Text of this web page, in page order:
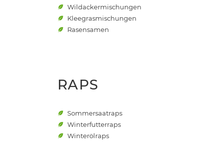
Wildackermischungen
Kleegrasmischungen
Rasensamen
RAPS
Sommersaatraps
Winterfutterraps
Winterölraps